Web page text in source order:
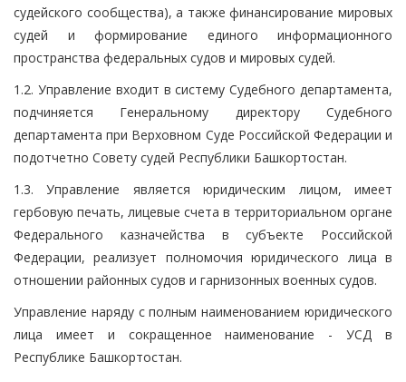
судейского сообщества), а также финансирование мировых
судей и формирование единого информационного
пространства федеральных судов и мировых судей.
1.2. Управление входит в систему Судебного департамента,
подчиняется Генеральному директору Судебного
департамента при Верховном Суде Российской Федерации и
подотчетно Совету судей Республики Башкортостан.
1.3. Управление является юридическим лицом, имеет
гербовую печать, лицевые счета в территориальном органе
Федерального казначейства в субъекте Российской
Федерации, реализует полномочия юридического лица в
отношении районных судов и гарнизонных военных судов.
Управление наряду с полным наименованием юридического
лица имеет и сокращенное наименование - УСД в
Республике Башкортостан.